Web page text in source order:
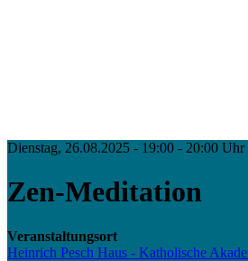
Dienstag, 26.08.2025 - 19:00 - 20:00 Uhr
Zen-Meditation
Veranstaltungsort
Heinrich Pesch Haus - Katholische